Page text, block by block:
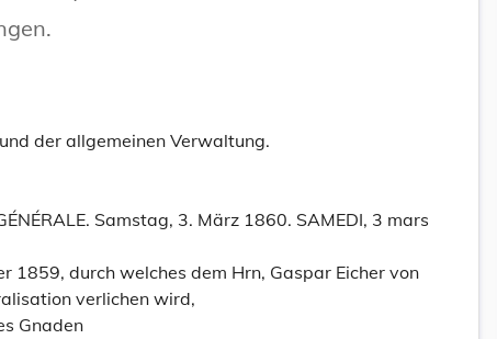
der allgemeinen Verwaltung.
Samstag, 3. März 1860. SAMEDI, 3 mars
1859, durch welches dem Hrn, Gaspar Eicher von
verlichen wird,
Gnaden